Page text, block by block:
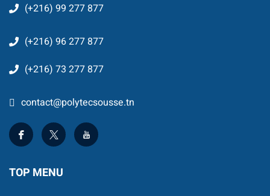
(+216) 99 277 877
(+216) 96 277 877
(+216) 73 277 877
contact@polytecsousse.tn
TOP MENU